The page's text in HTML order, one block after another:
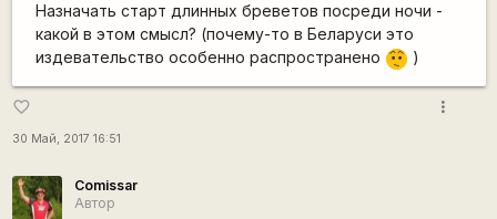
Назначать старт длинных бреветов посреди ночи -
какой в этом смысл? (почему-то в Беларуси это
издевательство особенно распространено :-/ )
favorite_border
30 Май, 2017 16:51
more_vert
Comissar
Автор